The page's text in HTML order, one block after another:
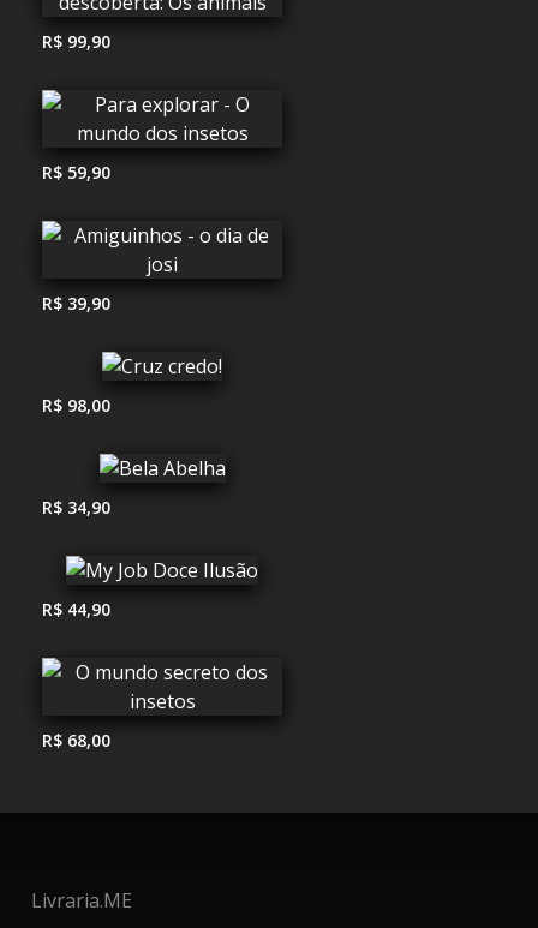
R$ 99,90
R$ 59,90
R$ 39,90
R$ 98,00
R$ 34,90
R$ 44,90
R$ 68,00
Livraria.ME